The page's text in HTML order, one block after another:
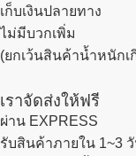
เก็บเงินปลายทาง
ไม่มีบวกเพิ่ม
(ยกเว้นสินค้าน้ำหนักเ
เราจัดส่งให้ฟรี
ผ่าน EXPRESS
รับสินค้าภายใน 1~3